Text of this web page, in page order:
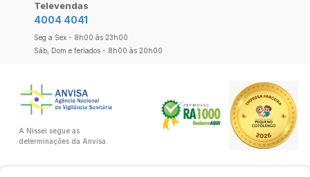
Televendas
4004 4041
Seg a Sex - 8h00 às 23h00
Sáb, Dom e feriados - 8h00 às 20h00
A Nissei segue as
determinações da Anvisa.